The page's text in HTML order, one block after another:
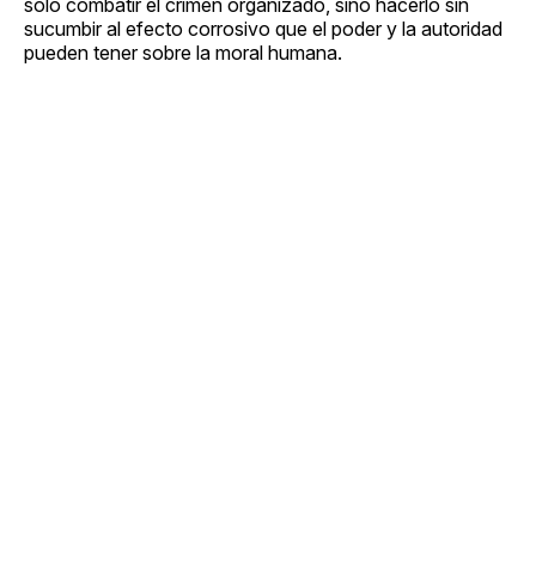
sucumbir al efecto corrosivo que el poder y la autoridad
pueden tener sobre la moral humana.